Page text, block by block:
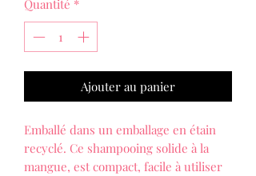
Quantité *
Ajouter au panier
Emballé dans un emballage en étain
recyclé. Ce shampooing solide à la
mangue, est compact, facile à utiliser